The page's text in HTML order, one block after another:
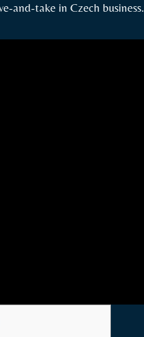
and-take in Czech business.